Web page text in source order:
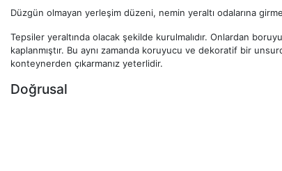
Düzgün olmayan yerleşim düzeni, nemin yeraltı odalarına
Tepsiler yeraltında olacak şekilde kurulmalıdır. Onlardan
kaplanmıştır. Bu aynı zamanda koruyucu ve dekoratif bir
konteynerden çıkarmanız yeterlidir.
Doğrusal